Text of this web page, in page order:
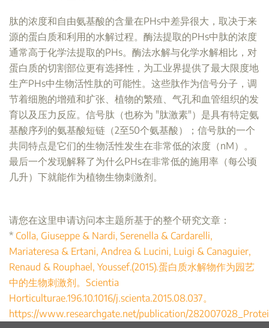
肽的浓度和自由氨基酸的含量在PHs中差异很大，取决于来
源的蛋白质和利用的水解过程。酶法提取的PHs中肽的浓度
通常高于化学法提取的PHs。酶法水解与化学水解相比，对
蛋白质的切割部位更有选择性，为工业界提供了最大限度地
生产PHs中生物活性肽的可能性。这些肽作为信号分子，调
节着细胞的增殖和扩张、植物的繁殖、气孔和血管组织的发
育以及压力反应。信号肽（也称为 "肽激素"）是具有特定氨
基酸序列的氨基酸短链（2至50个氨基酸）；信号肽的一个
共同特点是它们的生物活性发生在非常低的浓度（nM）。
最后一个发现解释了为什么PHs在非常低的施用率（每公顷
几升）下就能作为植物生物刺激剂。
请您在这里申请访问本主题所基于的整个研究文章：
* Colla, Giuseppe & Nardi, Serenella & Cardarelli,
Mariateresa & Ertani, Andrea & Lucini, Luigi & Canaguier,
Renaud & Rouphael, Youssef.(2015).蛋白质水解物作为园艺
中的生物刺激剂。Scientia
Horticulturae.196.10.1016/j.scienta.2015.08.037。
https://www.researchgate.net/publication/